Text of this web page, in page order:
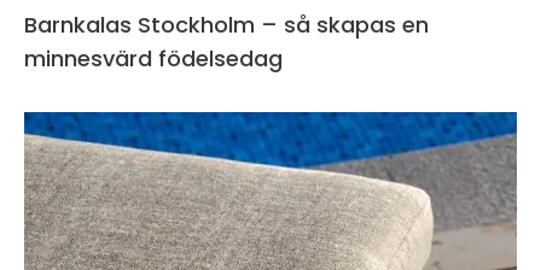
Barnkalas Stockholm – så skapas en
minnesvärd födelsedag